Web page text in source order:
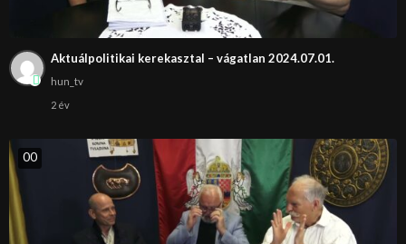
Aktuálpolitikai kerekasztal – vágatlan 2024.07.01.
hun_tv
2 év
00